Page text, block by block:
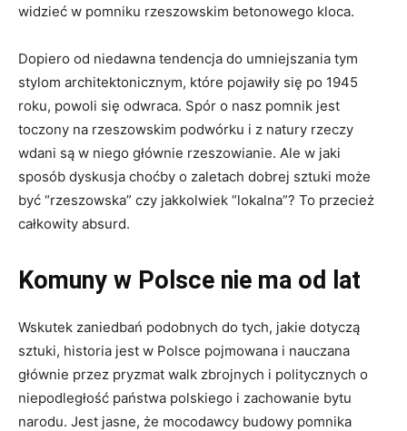
widzieć w pomniku rzeszowskim betonowego kloca.
Dopiero od niedawna tendencja do umniejszania tym
stylom architektonicznym, które pojawiły się po 1945
roku, powoli się odwraca. Spór o nasz pomnik jest
toczony na rzeszowskim podwórku i z natury rzeczy
wdani są w niego głównie rzeszowianie. Ale w jaki
sposób dyskusja choćby o zaletach dobrej sztuki może
być “rzeszowska” czy jakkolwiek “lokalna”? To przecież
całkowity absurd.
Komuny w Polsce nie ma od lat
Wskutek zaniedbań podobnych do tych, jakie dotyczą
sztuki, historia jest w Polsce pojmowana i nauczana
głównie przez pryzmat walk zbrojnych i politycznych o
niepodległość państwa polskiego i zachowanie bytu
narodu. Jest jasne, że mocodawcy budowy pomnika